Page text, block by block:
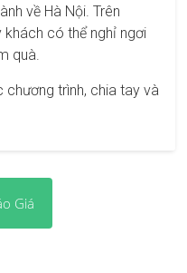
về Hà Nội. Trên
khách có thể nghỉ ngơi
quà.
chương trình, chia tay và
Giá